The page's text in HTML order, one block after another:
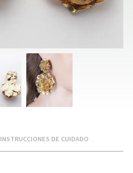
INSTRUCCIONES DE CUIDADO